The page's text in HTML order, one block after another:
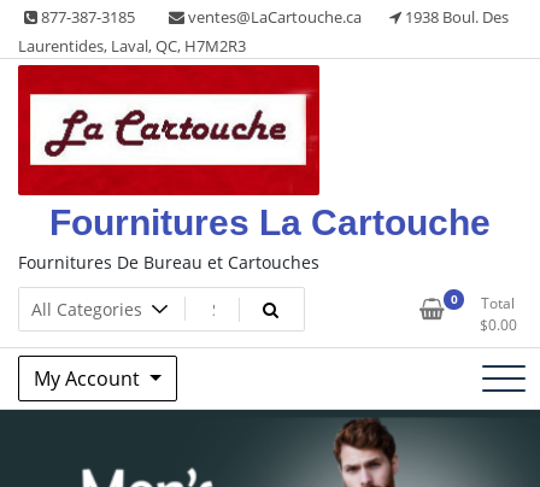
877-387-3185 ventes@LaCartouche.ca
1938 Boul. Des
Laurentides, Laval, QC, H7M2R3
Fournitures La Cartouche
Fournitures De Bureau et Cartouches
0
Total
$0.00
My Account